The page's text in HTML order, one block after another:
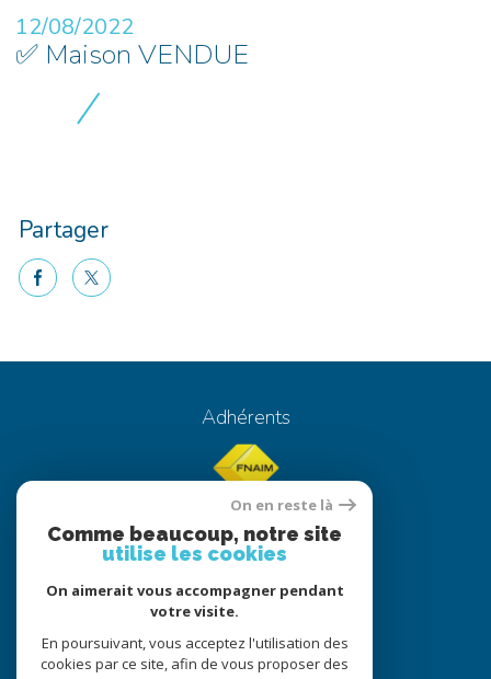
12/08/2022
✅ Maison VENDUE
Partager
facebooktwitter
Adhérents
© 2022
Tous droits réservés
Traduction powered by Google
Nos honoraires
Plan du site
On en reste là
Comme beaucoup, notre site
utilise les cookies
On aimerait vous accompagner pendant
votre visite.
En poursuivant, vous acceptez l'utilisation des
cookies par ce site, afin de vous proposer des